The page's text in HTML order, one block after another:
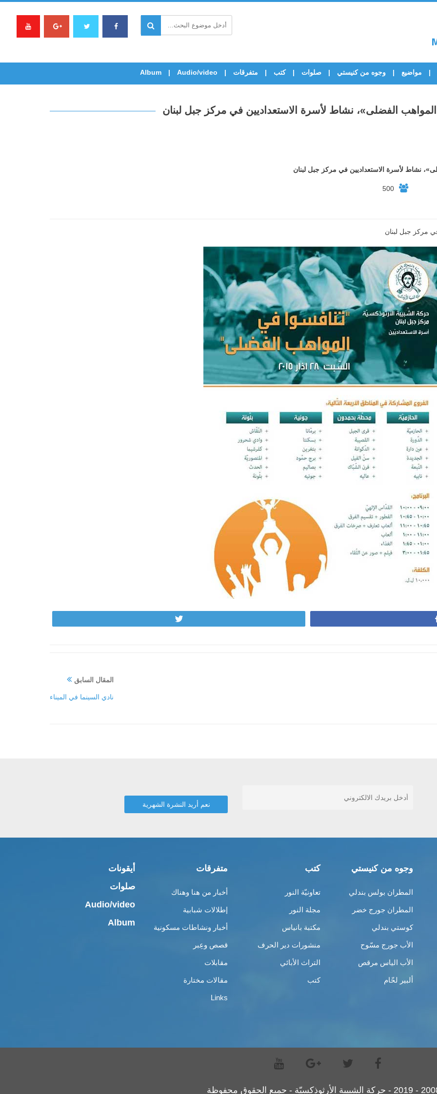
مواضيع وجوه من كنيستي صلوات كتب متفرقات Audio/video
Album
الفضلى»، نشاط لأسرة الاستعداديين في مركز جبل لبنان
نشاط لأسرة الاستعداديين في مركز جبل لبنان
500
مركز جبل لبنان
المقال السابق
نادي السينما في الميناء
وجوه من كنيستي
المطران بولس بندلي
المطران جورج خضر
كوستي بندلي
الأب جورج مسّوح
الأب الياس مرقص
ألبير لحّام
كتب
تعاونيّة النور
مجلة النور
مكتبة بانياس
منشورات دير الحرف
التراث الأبائي
كتب
متفرقات
أخبار من هنا وهناك
إطلالات شبابية
أخبار ونشاطات مسكونية
قصص وعِبر
مقابلات
مقالات مختارة
Links
أيقونات
صلوات
Audio/video
Album